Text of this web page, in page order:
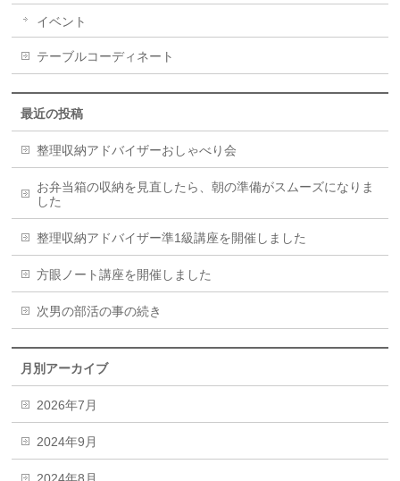
イベント
テーブルコーディネート
最近の投稿
整理収納アドバイザーおしゃべり会
お弁当箱の収納を見直したら、朝の準備がスムーズになりま
した
整理収納アドバイザー準1級講座を開催しました
方眼ノート講座を開催しました
次男の部活の事の続き
月別アーカイブ
2026年7月
2024年9月
2024年8月